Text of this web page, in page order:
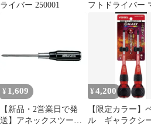
ライバー 250001
フトドライバー
ス 貫通タイプ
¥ 1,609
【新品・2営業日で発
送】アネックスツール
¥4,200
【限定カラー】
ル ギャラクシ